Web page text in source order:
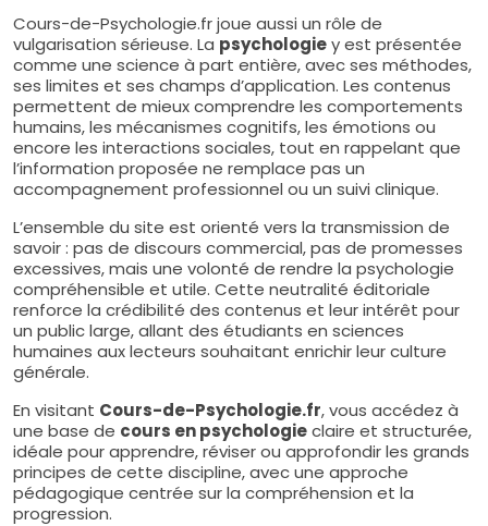
Cours-de-Psychologie.fr joue aussi un rôle de
vulgarisation sérieuse. La psychologiey est présentée
comme une science à part entière, avec ses méthodes,
ses limites et ses champs d’application. Les contenus
permettent de mieux comprendre les comportements
humains, les mécanismes cognitifs, les émotions ou
encore les interactions sociales, tout en rappelant que
l’information proposée ne remplace pas un
accompagnement professionnel ou un suivi clinique.
L’ensemble du site est orienté vers la transmission de
savoir : pas de discours commercial, pas de promesses
excessives, mais une volonté de rendre la psychologie
compréhensible et utile. Cette neutralité éditoriale
renforce la crédibilité des contenus et leur intérêt pour
un public large, allant des étudiants en sciences
humaines aux lecteurs souhaitant enrichir leur culture
générale.
En visitant Cours-de-Psychologie.fr, vous accédez à
une base de cours en psychologieclaire et structurée,
idéale pour apprendre, réviser ou approfondir les grands
principes de cette discipline, avec une approche
pédagogique centrée sur la compréhension et la
progression.